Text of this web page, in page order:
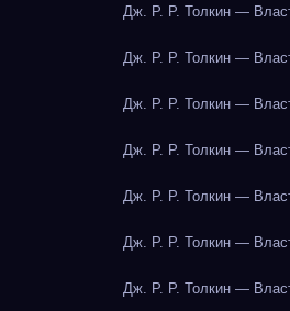
Дж. Р. Р. Толкин —
Дж. Р. Р. Толкин —
Дж. Р. Р. Толкин —
Дж. Р. Р. Толкин —
Дж. Р. Р. Толкин —
Дж. Р. Р. Толкин —
Дж. Р. Р. Толкин —